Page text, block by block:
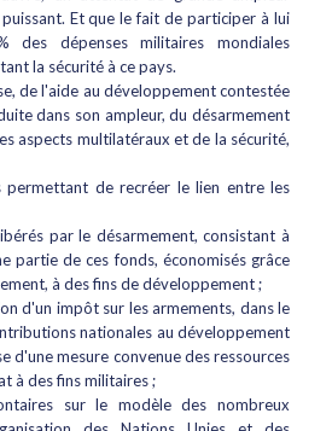
Et que le fait de participer à lui
dépenses militaires mondiales
la sécurité à ce pays.
de l'aide au développement contestée
dans son ampleur, du désarmement
aspects multilatéraux et de la sécurité,
permettant de recréer le lien entre les
par le désarmement, consistant à
partie de ces fonds, économisés grâce
à des fins de développement ;
d'un impôt sur les armements, dans le
nationales au développement
d'une mesure convenue des ressources
à des fins militaires ;
sur le modèle des nombreux